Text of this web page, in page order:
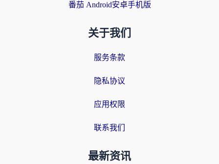
番茄 Android安卓手机版
关于我们
服务条款
隐私协议
应用权限
联系我们
最新资讯